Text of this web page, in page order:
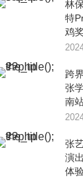
林
特
鸡
跨
张
南
张
演
体